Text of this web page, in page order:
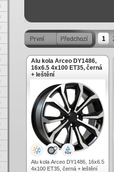
1
Alu kola Arceo DY1486,
16x6.5 4x100 ET35, černá
+ leštění
Alu kola Arceo DY1486, 16x6.5
4x100 ET35, černá + leštění